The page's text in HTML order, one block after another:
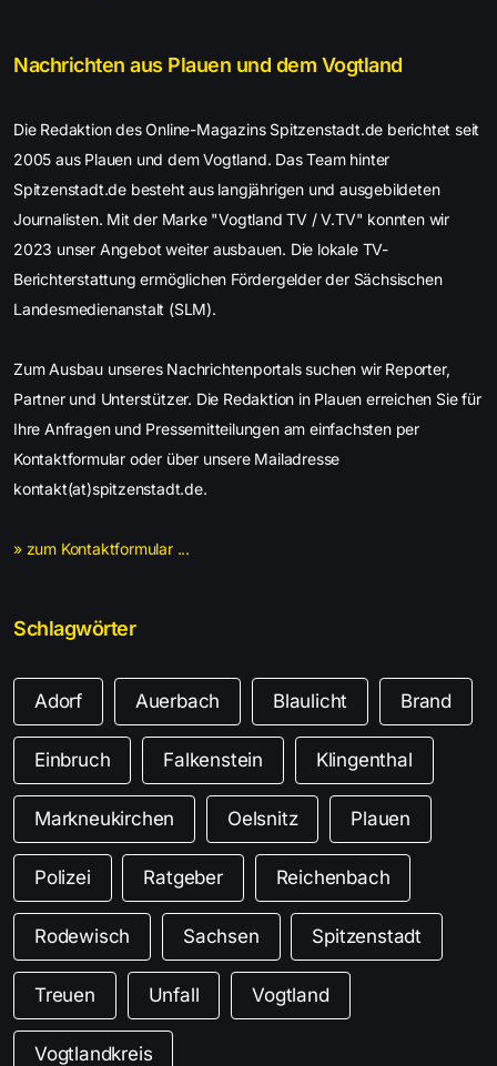
Nachrichten aus Plauen und dem Vogtland
Die Redaktion des Online-Magazins Spitzenstadt.de berichtet seit
2005 aus Plauen und dem Vogtland. Das Team hinter
Spitzenstadt.de besteht aus langjährigen und ausgebildeten
Journalisten. Mit der Marke "Vogtland TV / V.TV" konnten wir
2023 unser Angebot weiter ausbauen. Die lokale TV-
Berichterstattung ermöglichen Fördergelder der Sächsischen
Landesmedienanstalt (SLM).
Zum Ausbau unseres Nachrichtenportals suchen wir Reporter,
Partner und Unterstützer. Die Redaktion in Plauen erreichen Sie für
Ihre Anfragen und Pressemitteilungen am einfachsten per
Kontaktformular oder über unsere Mailadresse
kontakt(at)spitzenstadt.de.
» zum Kontaktformular ...
Schlagwörter
Adorf Auerbach Blaulicht Brand
Einbruch Falkenstein Klingenthal
Markneukirchen Oelsnitz Plauen
Polizei Ratgeber Reichenbach
Rodewisch Sachsen Spitzenstadt
Treuen Unfall Vogtland
Vogtlandkreis